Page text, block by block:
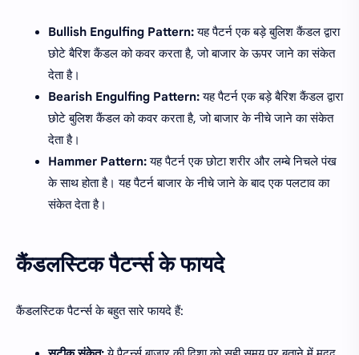
Bullish Engulfing Pattern:यह पैटर्न एक बड़े बुलिश कैंडल द्वारा
छोटे बैरिश कैंडल को कवर करता है, जो बाजार के ऊपर जाने का संकेत
देता है।
Bearish Engulfing Pattern:यह पैटर्न एक बड़े बैरिश कैंडल द्वारा
छोटे बुलिश कैंडल को कवर करता है, जो बाजार के नीचे जाने का संकेत
देता है।
Hammer Pattern:यह पैटर्न एक छोटा शरीर और लम्बे निचले पंख
के साथ होता है। यह पैटर्न बाजार के नीचे जाने के बाद एक पलटाव का
संकेत देता है।
कैंडलस्टिक पैटर्न्स के फायदे
कैंडलस्टिक पैटर्न्स के बहुत सारे फायदे हैं: